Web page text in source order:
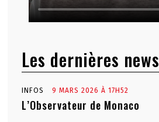
Les dernières news
INFOS 9 MARS 2026 À 17H52
L’Observateur de Monaco